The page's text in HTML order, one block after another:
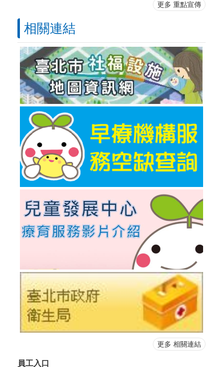
更多 重點宣傳
相關連結
更多 相關連結
員工入口